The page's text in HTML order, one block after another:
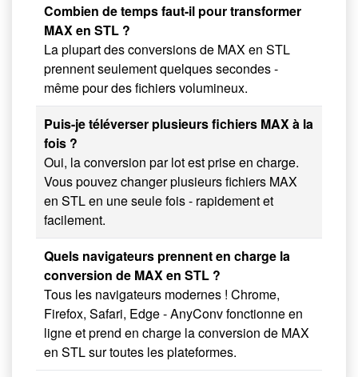
Combien de temps faut-il pour transformer
MAX en STL ?
La plupart des conversions de MAX en STL
prennent seulement quelques secondes -
même pour des fichiers volumineux.
Puis-je téléverser plusieurs fichiers MAX à la
fois ?
Oui, la conversion par lot est prise en charge.
Vous pouvez changer plusieurs fichiers MAX
en STL en une seule fois - rapidement et
facilement.
Quels navigateurs prennent en charge la
conversion de MAX en STL ?
Tous les navigateurs modernes ! Chrome,
Firefox, Safari, Edge - AnyConv fonctionne en
ligne et prend en charge la conversion de MAX
en STL sur toutes les plateformes.